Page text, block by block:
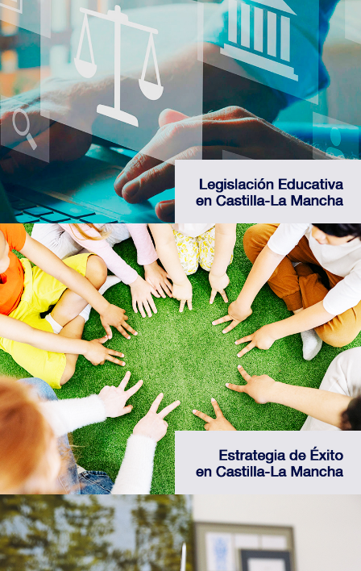
Consulta la legislación de Castilla-La Mancha
en materia de educación por bloques
temáticos
Web Biblioteca Normativa JCCM
Accede a recursos sobre inclusión, convivencia
y orientación de la estrategia de éxito
Web Estrategia de Éxito Educativo JCCM